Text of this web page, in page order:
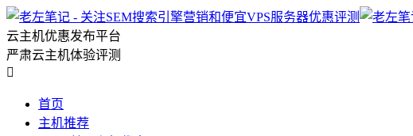
云主机优惠发布平台
严肃云主机体验评测

首页
主机推荐